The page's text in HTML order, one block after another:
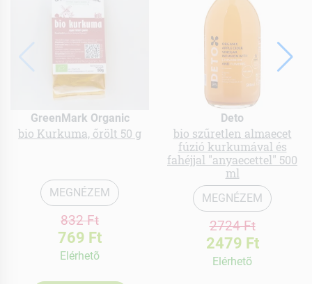
GreenMark Organic
bio Kurkuma, őrölt 50 g
MEGNÉZEM
832 Ft
769 Ft
Elérhetõ
Deto
bio szűretlen almaecet
fúzió kurkumával és
fahéjjal "anyaecettel" 500
ml
MEGNÉZEM
2724 Ft
2479 Ft
Elérhetõ